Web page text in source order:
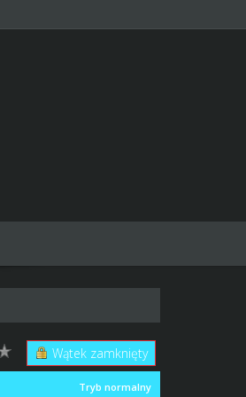
Wątek zamknięty
Tryb normalny